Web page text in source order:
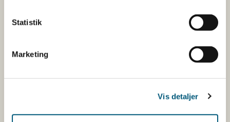
Statistik
Marketing
Vis detaljer
mineraler med ernæringsmæssig eller
Du kan også finde kontaktoplysninger på den